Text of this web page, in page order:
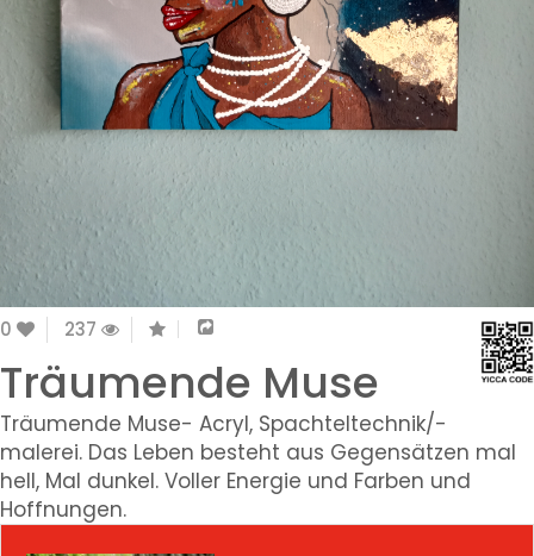
0 237
Träumende Muse
Träumende Muse- Acryl, Spachteltechnik/-
malerei. Das Leben besteht aus Gegensätzen mal
hell, Mal dunkel. Voller Energie und Farben und
Hoffnungen.